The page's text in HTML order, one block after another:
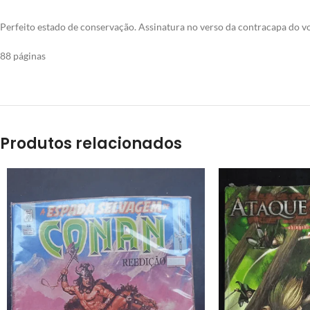
Perfeito estado de conservação. Assinatura no verso da contracapa do
88 páginas
Produtos relacionados